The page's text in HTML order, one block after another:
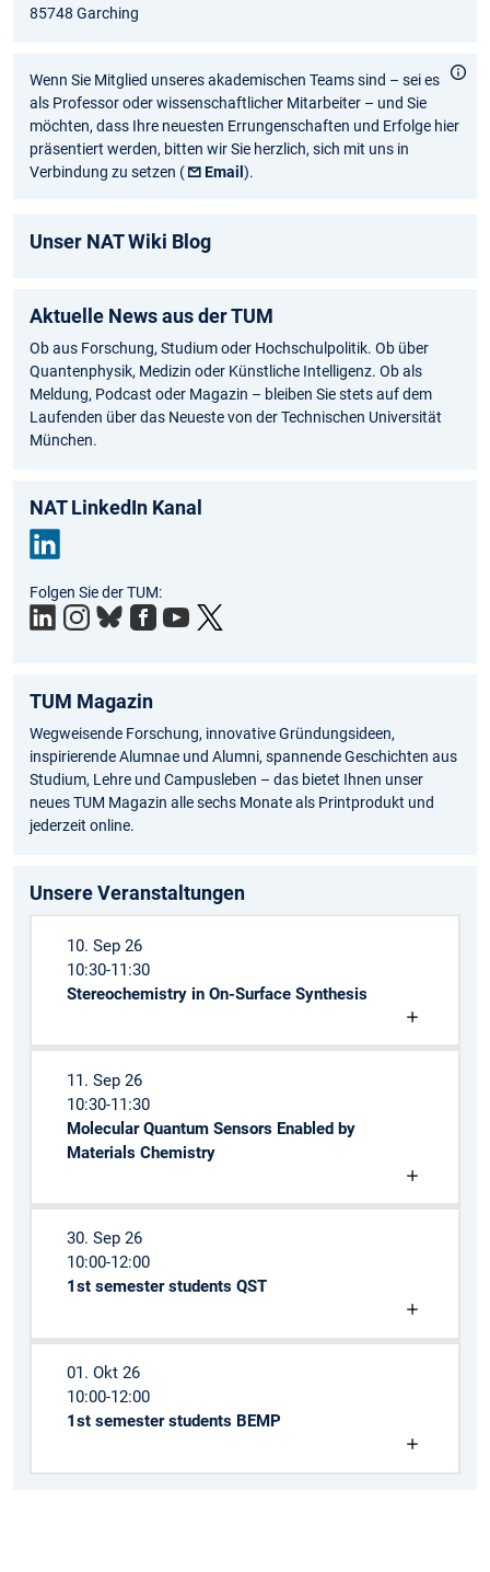
85748 Garching
Wenn Sie Mitglied unseres akademischen Teams sind – sei es
als Professor oder wissenschaftlicher Mitarbeiter – und Sie
möchten, dass Ihre neuesten Errungenschaften und Erfolge hier
präsentiert werden, bitten wir Sie herzlich, sich mit uns in
Verbindung zu setzen (
Email).
Unser NAT Wiki Blog
Aktuelle News aus der TUM
Ob aus Forschung, Studium oder Hochschulpolitik. Ob über
Quantenphysik, Medizin oder Künstliche Intelligenz. Ob als
Meldung, Podcast oder Magazin – bleiben Sie stets auf dem
Laufenden über das Neueste von der Technischen Universität
München.
NAT LinkedIn Kanal
edIn
Folgen Sie der TUM:
TUM Magazin
Wegweisende Forschung, innovative Gründungsideen,
inspirierende Alumnae und Alumni, spannende Geschichten aus
Studium, Lehre und Campusleben – das bietet Ihnen unser
neues TUM Magazin alle sechs Monate als Printprodukt und
jederzeit online.
Unsere Veranstaltungen
10. Sep 26
10:30-11:30
Stereochemistry in On-Surface Synthesis
11. Sep 26
10:30-11:30
Molecular Quantum Sensors Enabled by
Materials Chemistry
30. Sep 26
10:00-12:00
1st semester students QST
01. Okt 26
10:00-12:00
1st semester students BEMP